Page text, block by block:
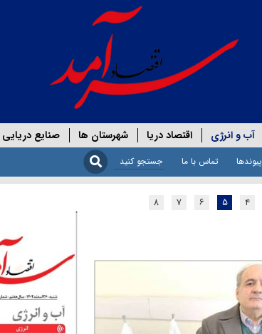
آب و انرژی اقتصاد دریا شهرستان ها صنایع دریایی
پیوندها تماس با ما
۴ ۵ ۶ ۷ ۸